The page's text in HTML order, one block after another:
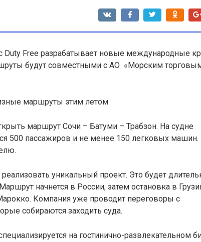
Duty Free разрабатывает новые международные
будут совместными с АО «Морским
маршрут Сочи – Батуми – Трабзон. На судне
500 пассажиров и не менее 150 легковых машин.
уникальный проект. Это будет
начнется в России, затем остановка в
Компания уже проводит переговоры с
собираются заходить суда.
на гостинично-развлекательном